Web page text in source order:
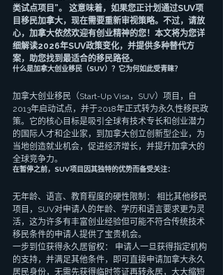
类试点项目”。 这意味着，如果您正计划通过SUV项
目移民加拿大，现在需要重新审视策略。不过，请放
心，加拿大依然欢迎有创业精神的您！本文将为您详
细解读2026年SUV政策变化，并提供多种替代方
案，助您找到最适合的移民路径。
什么是加拿大创业移民（SUV）？它为何如此受青睐？
加拿大创业移民（Start-Up Visa，SUV）项目，自
2013年启动试点，并于2018年正式转为永久性移民政
策。它的核心目标是吸引全球有技术专长和创业潜力
的国际人才和企业家，到加拿大创立创新型企业，为
当地创造就业机会，促进经济增长，并提升加拿大的
全球竞争力。
在暂停之前，SUV项目因其独特的优势而备受关注：
无年龄、语言、教育程度的硬性限制： 相比其他移民
项目，SUV对申请人的年龄、学历和语言要求更为灵
活，这为许多有丰富创业经验但可能不符合传统技术
移民条件的申请人提供了宝贵机会。
一步到位获得永久居留权： 申请人一旦获得指定机构
的支持，并满足其他条件，即可直接申请加拿大永久
居民身份，无需先获得临时签证再转永居，大大缩短